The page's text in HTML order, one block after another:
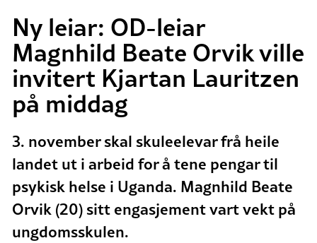
Ny leiar: OD-leiar
Magnhild Beate Orvik ville
invitert Kjartan Lauritzen
på middag
3. november skal skuleelevar frå heile
landet ut i arbeid for å tene pengar til
psykisk helse i Uganda. Magnhild Beate
Orvik (20) sitt engasjement vart vekt på
ungdomsskulen.